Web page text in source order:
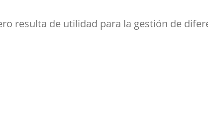
resulta de utilidad para la gestión de